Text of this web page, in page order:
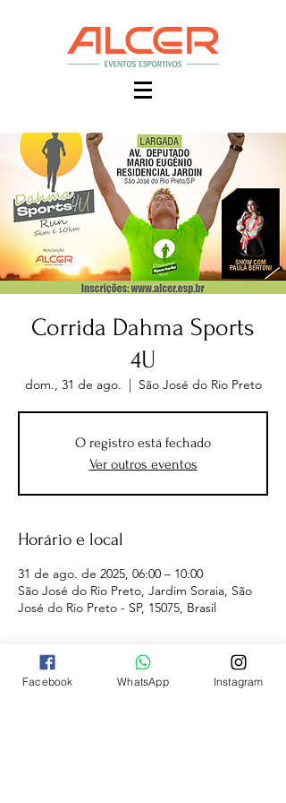
Corrida Dahma Sports
4U
dom., 31 de ago.
  |
São José do Rio Preto
O registro está fechado
Ver outros eventos
Horário e local
31 de ago. de 2025, 06:00 – 10:00
São José do Rio Preto, Jardim Soraia, São
José do Rio Preto - SP, 15075, Brasil
Facebook WhatsApp Instagram